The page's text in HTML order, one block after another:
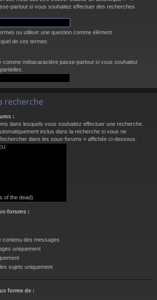
partout si vous souhaitez effectuer des recherches
ou utiliser une question comme élément
de ces termes
comme métacaractère passe-partout si vous souhaitez
recherche
:
dans lesquels vous souhaitez effectuer une recherche.
inclus dans la recherche si vous ne
dans les sous-forums » affichée ci-dessous.
forums :
contenu des messages
uniquement
sujets uniquement
forme de :